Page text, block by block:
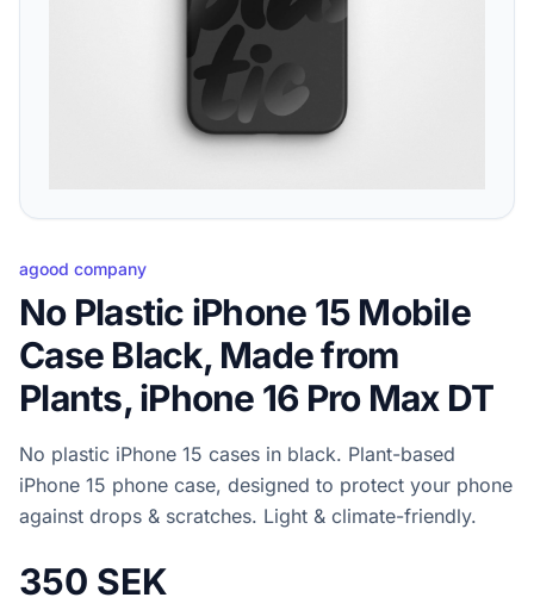
agood company
No Plastic iPhone 15 Mobile
Case Black, Made from
Plants, iPhone 16 Pro Max DT
No plastic iPhone 15 cases in black. Plant-based
iPhone 15 phone case, designed to protect your phone
against drops & scratches. Light & climate-friendly.
350 SEK